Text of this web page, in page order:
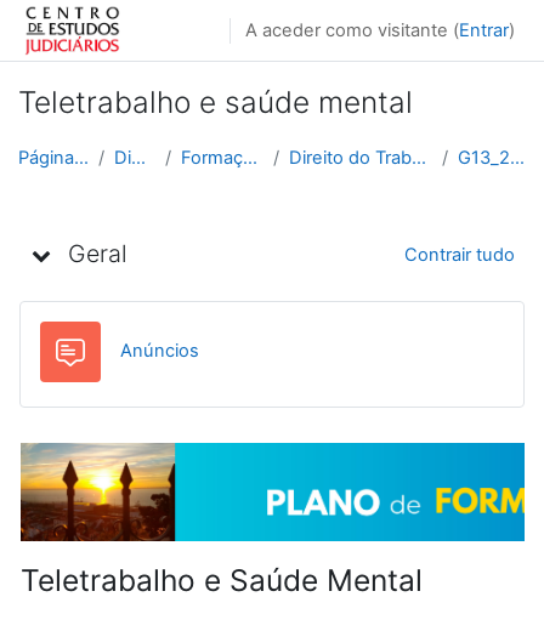
Ir para o conteúdo principal
A aceder como visitante (Entrar)
Teletrabalho e saúde mental
Página principal Disciplinas Formação Contínua Direito do Trabalho e da Empresa G13_2025_2026
Geral Contrair tudo
Anúncios
Teletrabalho e Saúde Mental